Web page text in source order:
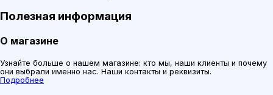
Полезная информация
О магазине
Узнайте больше о нашем магазине: кто мы, наши клиенты и почему
они выбрали именно нас. Наши контакты и реквизиты.
Подробнее